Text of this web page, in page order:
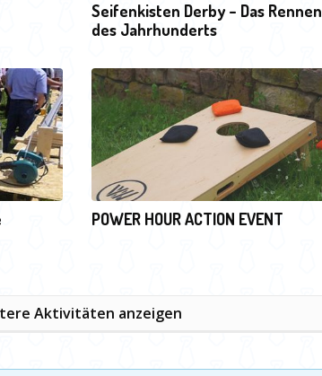
Seifenkisten Derby – Das Rennen
des Jahrhunderts
POWER HOUR ACTION EVENT
Aktivitäten anzeigen